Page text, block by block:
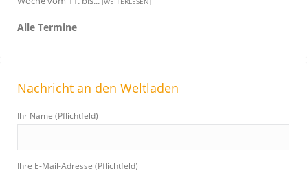
[WEITERLESEN]
Alle Termine
Nachricht an den Weltladen
Ihr Name (Pflichtfeld)
Ihre E-Mail-Adresse (Pflichtfeld)